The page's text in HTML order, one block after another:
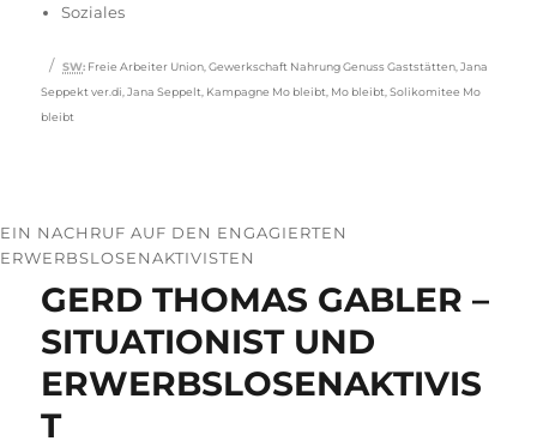
Soziales
Schlagwörter
SW: Freie Arbeiter Union ,Gewerkschaft Nahrung Genuss Gaststätten ,Jana
Seppekt ver.di ,Jana Seppelt Kampagne Mo bleibt Mo bleibt ,Solikomitee Mo
bleibt
EIN NACHRUF AUF DEN ENGAGIERTEN
ERWERBSLOSENAKTIVISTEN
GERD THOMAS GABLER –
SITUATIONIST UND
ERWERBSLOSENAKTIVIS
T